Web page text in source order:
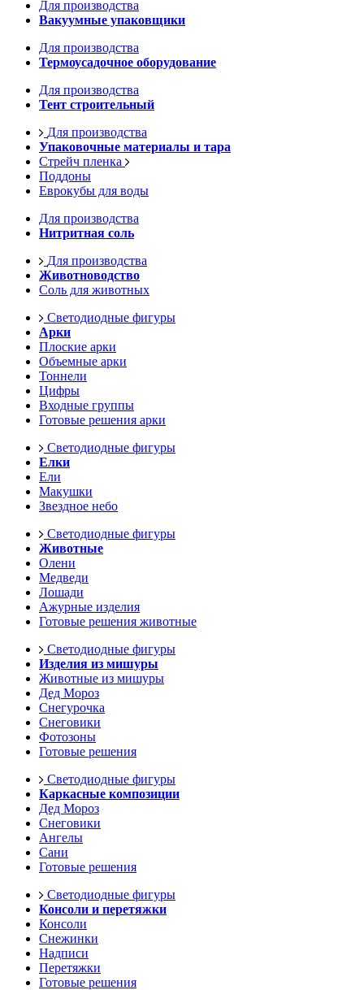
Для производства
Вакуумные упаковщики
Для производства
Термоусадочное оборудование
Для производства
Тент строительный
Для производства
Упаковочные материалы и тара
Стрейч пленка
Поддоны
Еврокубы для воды
Для производства
Нитритная соль
Для производства
Животноводство
Соль для животных
Светодиодные фигуры
Арки
Плоские арки
Объемные арки
Тоннели
Цифры
Входные группы
Готовые решения арки
Светодиодные фигуры
Елки
Ели
Макушки
Звездное небо
Светодиодные фигуры
Животные
Олени
Медведи
Лошади
Ажурные изделия
Готовые решения животные
Светодиодные фигуры
Изделия из мишуры
Животные из мишуры
Дед Мороз
Снегурочка
Снеговики
Фотозоны
Готовые решения
Светодиодные фигуры
Каркасные композиции
Дед Мороз
Снеговики
Ангелы
Сани
Готовые решения
Светодиодные фигуры
Консоли и перетяжки
Консоли
Снежинки
Надписи
Перетяжки
Готовые решения